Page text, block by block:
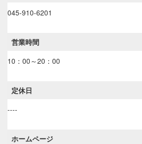
045-910-6201
営業時間
10：00～20：00
定休日
----
ホームページ